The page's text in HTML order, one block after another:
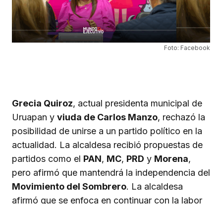
Foto: Facebook
Grecia Quiroz, actual presidenta municipal de
Uruapan y viuda de Carlos Manzo, rechazó la
posibilidad de unirse a un partido político en la
actualidad. La alcaldesa recibió propuestas de
partidos como el PAN, MC, PRD y Morena,
pero afirmó que mantendrá la independencia del
Movimiento del Sombrero. La alcaldesa
afirmó que se enfoca en continuar con la labor